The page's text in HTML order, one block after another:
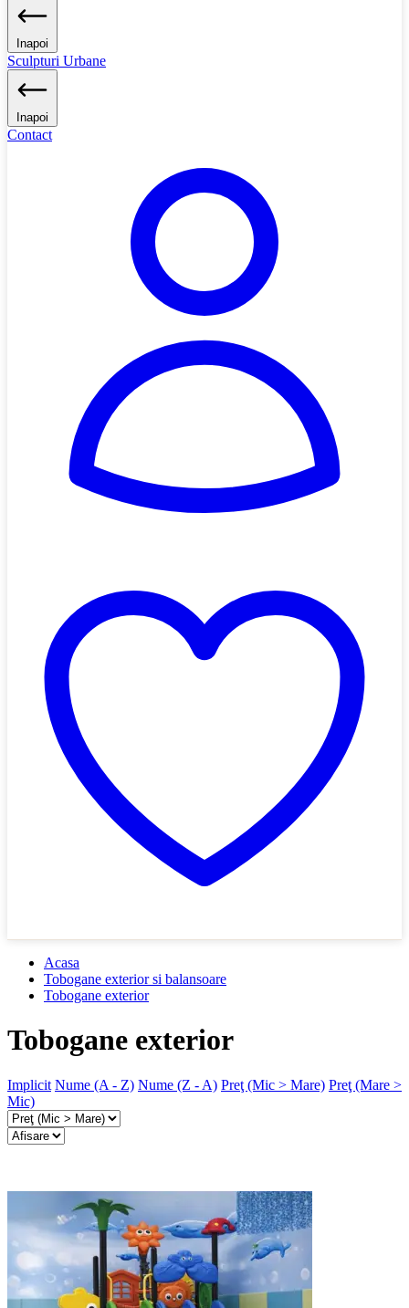
Inapoi
Sculpturi Urbane
Inapoi
Contact
Acasa
Tobogane exterior si balansoare
Tobogane exterior
Tobogane exterior
Implicit Nume (A - Z) Nume (Z - A) Preţ (Mic > Mare) Preţ (Mare >
Mic)